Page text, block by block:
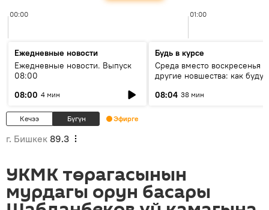
00:00 01:00
Ежедневные новости
Ежедневные новости. Выпуск
08:00
08:00 4 мин
Будь в курсе
Среда вместо воскресенья и
другие новшества: как будут
08:04 38 мин
Кечээ Бүгүн Эфирге
г. Бишкек 89.3
УКМК төрагасынын
мурдагы орун басары